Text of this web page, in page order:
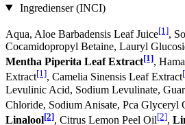
Ingredienser (INCI)
Aqua, Aloe Barbadensis Leaf Juice[1],
Cocamidopropyl Betaine, Lauryl
Mentha Piperita Leaf Extract[1],
Extract[1], Camelia Sinensis Leaf Extract
Levulinic Acid, Sodium Levulinate,
Chloride, Sodium Anisate, Pca Glyceryl
Linalool[2], Citrus Lemon Peel Oil[2],